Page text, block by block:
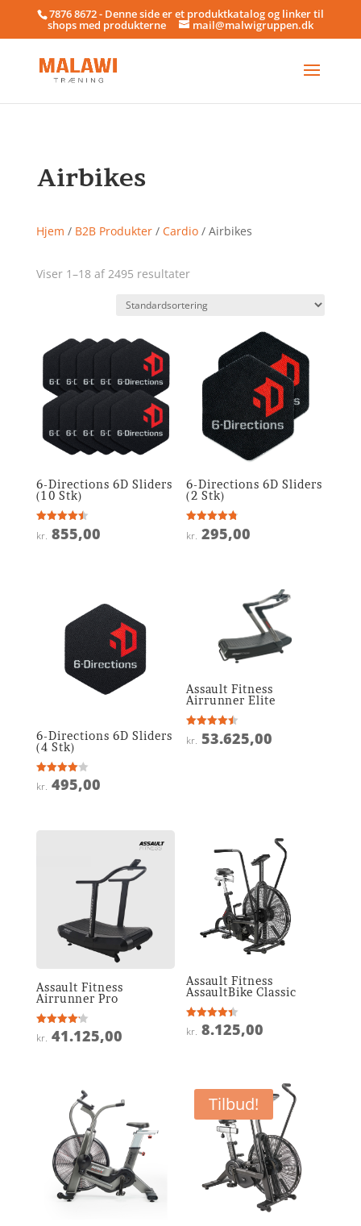
7876 8672 - Denne side er et produktkatalog og linker til
shops med produkterne mail@malwigruppen.dk
Airbikes
Hjem / B2B Produkter/ Cardio/ Airbikes
Viser 1–18 af 2495 resultater
6-Directions 6D Sliders
(10 Stk)
Vurderet
4.5
kr. 855,00
6-Directions 6D Sliders
(2 Stk)
Vurderet
4.8
kr. 295,00
6-Directions 6D Sliders
(4 Stk)
Vurderet
4
kr. 495,00
Assault Fitness
Airrunner Elite
Vurderet
4.5
kr. 53.625,00
Assault Fitness
Airrunner Pro
Vurderet
4.2
kr. 41.125,00
Assault Fitness
AssaultBike Classic
Vurderet
4.4
kr. 8.125,00
Tilbud!